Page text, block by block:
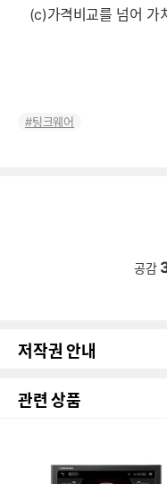
(c)가격비교를 넘어 가
팅크웨어
공감
저작권 안내
관련 상품